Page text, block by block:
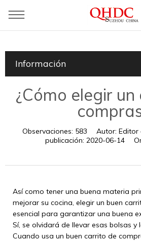
Casa
» Información » Noticias
¿Cómo elegir un carrito de compras?
Información
¿Cómo elegir
Observaciones: 583 Autor: Editor
publicación: 2020-06-14
Así como tener una buena materia
mejorar su cocina, elegir un buen
esencial para garantizar una buena
Sí, se olvidará de llevar esas bolsas y
Cuando usa un buen carrito de